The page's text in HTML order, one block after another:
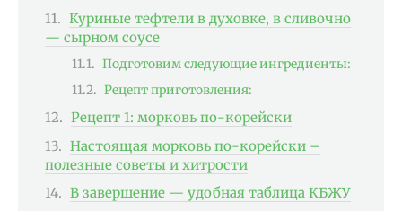
Куриные тефтели в духовке, в сливочно
— сырном соусе
Подготовим следующие ингредиенты:
Рецепт приготовления:
Рецепт 1: морковь по-корейски
Настоящая морковь по-корейски –
полезные советы и хитрости
В завершение — удобная таблица КБЖУ